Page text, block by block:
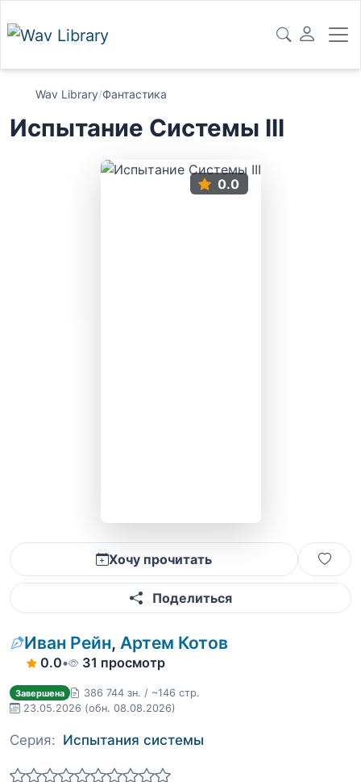
Wav Library/Фантастика
Испытание Системы III
0.0
Хочу прочитать
Поделиться
Иван Рейн, Артем Котов
0.0• 31 просмотр
Завершена
386 744 зн. / ~146 стр.
23.05.2026 (обн. 08.08.2026)
Серия: Испытания системы